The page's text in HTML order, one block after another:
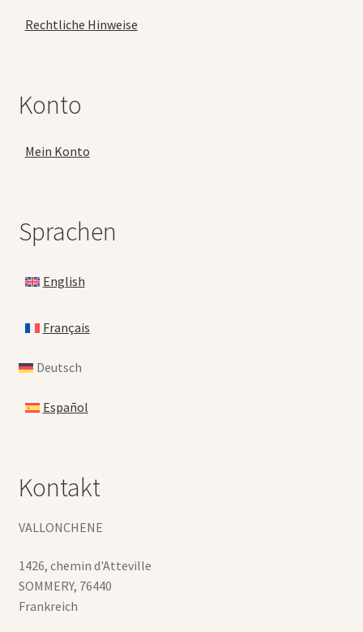
Rechtliche Hinweise
Konto
Mein Konto
Sprachen
English
Français
Deutsch
Español
Kontakt
VALLONCHENE
1426, chemin d'Atteville
SOMMERY, 76440
Frankreich